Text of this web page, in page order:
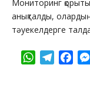
Мониторинг
анықталды,
тәуекелдерге
WhatsApp
Telegram